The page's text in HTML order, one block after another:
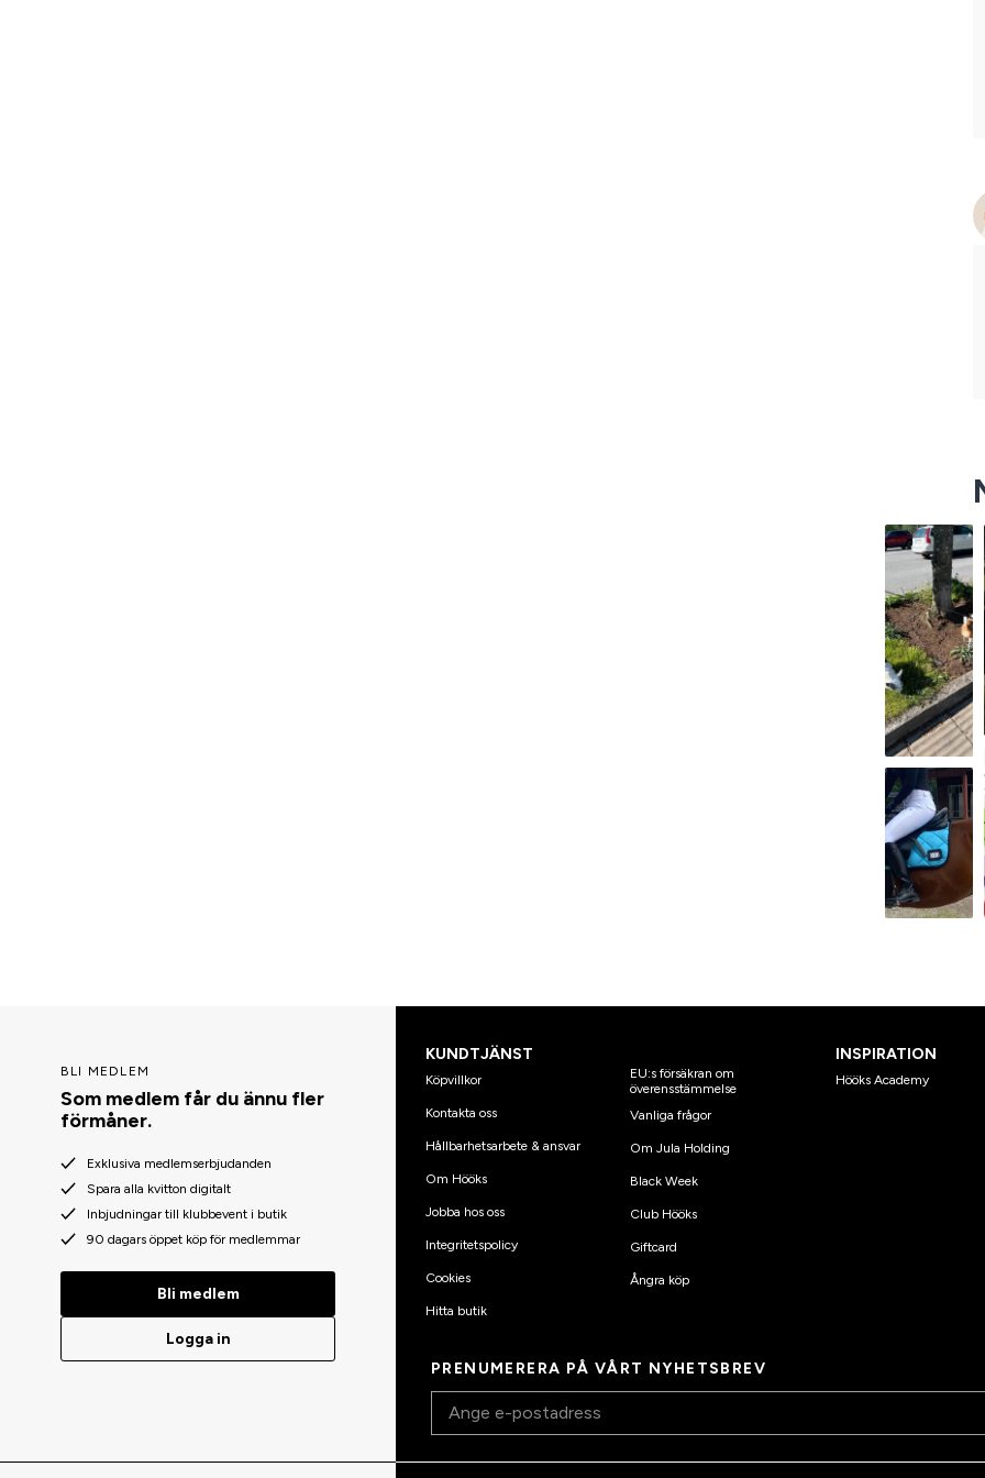
BLI MEDLEM
Som medlem får du ännu fler
förmåner.
Exklusiva medlemserbjudanden
Spara alla kvitton digitalt
Inbjudningar till klubbevent i butik
90 dagars öppet köp för medlemmar
Bli medlem
Logga in
KUNDTJÄNST
Köpvillkor
Kontakta oss
Hållbarhetsarbete & ansvar
Om Hööks
Jobba hos oss
Integritetspolicy
Cookies
Hitta butik
EU:s försäkran om
överensstämmelse
Vanliga frågor
Om Jula Holding
Black Week
Club Hööks
Giftcard
Ångra köp
INSPIRATION
Hööks Academy
PRENUMERERA PÅ VÅRT NYHETSBREV